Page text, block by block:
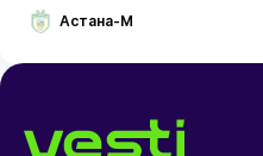
Астана-М